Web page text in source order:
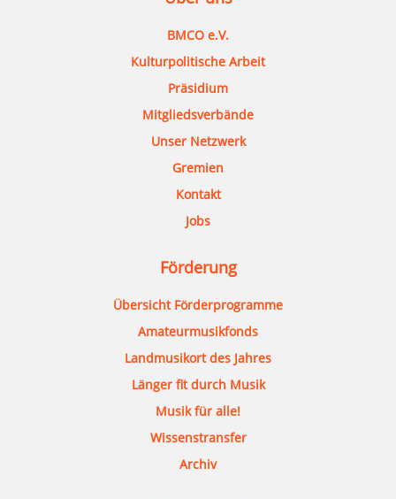
BMCO e.V.
Kulturpolitische Arbeit
Präsidium
Mitgliedsverbände
Unser Netzwerk
Gremien
Kontakt
Jobs
Förderung
Übersicht Förderprogramme
Amateurmusikfonds
Landmusikort des Jahres
Länger fit durch Musik
Musik für alle!
Wissenstransfer
Archiv